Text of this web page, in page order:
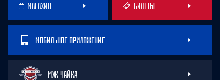
МАГАЗИН БИЛЕТЫ
МОБИЛЬНОЕ ПРИЛОЖЕНИЕ
МХК ЧАЙКА